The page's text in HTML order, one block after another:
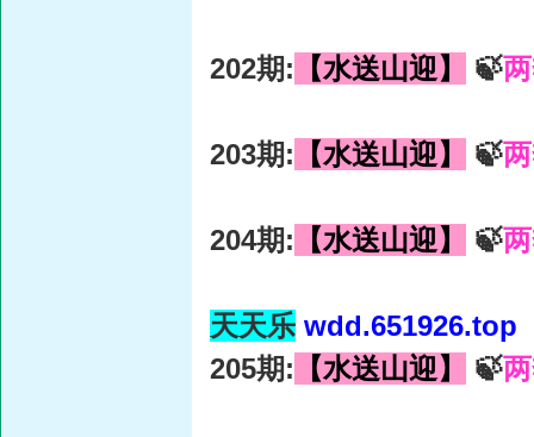
202期: 【水送山迎】 🍃
203期: 【水送山迎】 🍃
204期: 【水送山迎】 🍃
天天乐 wdd.651926.top
205期: 【水送山迎】 🍃